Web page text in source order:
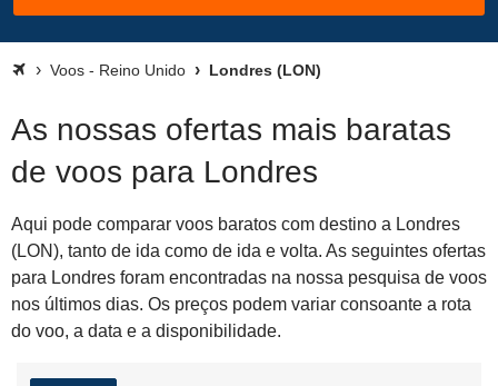
Voos - Reino Unido Londres (LON)
As nossas ofertas mais baratas
de voos para Londres
Aqui pode comparar voos baratos com destino a Londres
(LON), tanto de ida como de ida e volta. As seguintes ofertas
para Londres foram encontradas na nossa pesquisa de voos
nos últimos dias. Os preços podem variar consoante a rota
do voo, a data e a disponibilidade.